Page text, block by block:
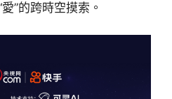
”的跨時空摸索。